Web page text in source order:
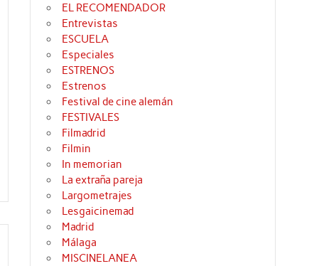
EL RECOMENDADOR
Entrevistas
ESCUELA
Especiales
ESTRENOS
Estrenos
Festival de cine alemán
FESTIVALES
Filmadrid
Filmin
In memorian
La extraña pareja
Largometrajes
Lesgaicinemad
Madrid
Málaga
MISCINELANEA